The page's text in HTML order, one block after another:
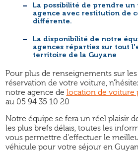
La possibilité de prendre un
agence avec restitution de
différente.
La disponibilité de notre
agences réparties sur tout
territoire de la Guyane
Pour plus de renseignements sur
réservation de votre voiture,
notre agence de location de voiture
au 05 94 35 10 20
Notre équipe se fera un réel plaisir
les plus brefs délais, toutes les
vous permettre d'effectuer le
véhicule pour votre séjour en